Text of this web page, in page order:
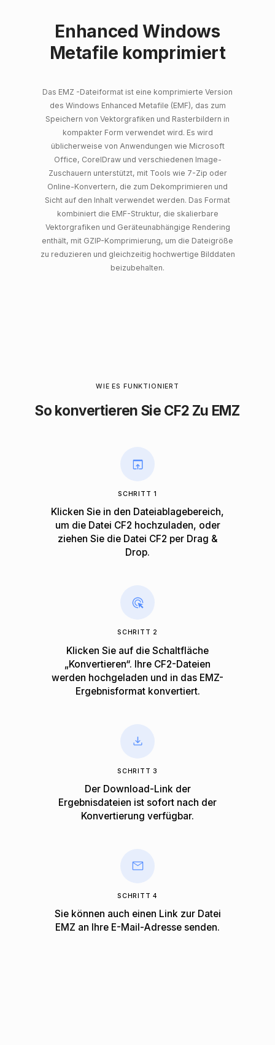
Enhanced Windows
Metafile komprimiert
Das EMZ -Dateiformat ist eine komprimierte Version
des Windows Enhanced Metafile (EMF), das zum
Speichern von Vektorgrafiken und Rasterbildern in
kompakter Form verwendet wird. Es wird
üblicherweise von Anwendungen wie Microsoft
Office, CorelDraw und verschiedenen Image-
Zuschauern unterstützt, mit Tools wie 7-Zip oder
Online-Konvertern, die zum Dekomprimieren und
Sicht auf den Inhalt verwendet werden. Das Format
kombiniert die EMF-Struktur, die skalierbare
Vektorgrafiken und Geräteunabhängige Rendering
enthält, mit GZIP-Komprimierung, um die Dateigröße
zu reduzieren und gleichzeitig hochwertige Bilddaten
beizubehalten.
WIE ES FUNKTIONIERT
So konvertieren Sie CF2 Zu EMZ
SCHRITT 1
Klicken Sie in den Dateiablagebereich,
um die Datei CF2 hochzuladen, oder
ziehen Sie die Datei CF2 per Drag &
Drop.
SCHRITT 2
Klicken Sie auf die Schaltfläche
„Konvertieren“. Ihre CF2-Dateien
werden hochgeladen und in das EMZ-
Ergebnisformat konvertiert.
SCHRITT 3
Der Download-Link der
Ergebnisdateien ist sofort nach der
Konvertierung verfügbar.
SCHRITT 4
Sie können auch einen Link zur Datei
EMZ an Ihre E-Mail-Adresse senden.